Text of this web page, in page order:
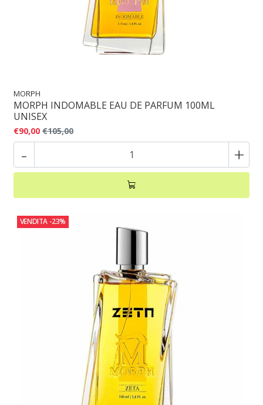
MORPH
MORPH INDOMABLE EAU DE PARFUM 100ML
UNISEX
€90,00 €105,00
- +
VENDITA -23%